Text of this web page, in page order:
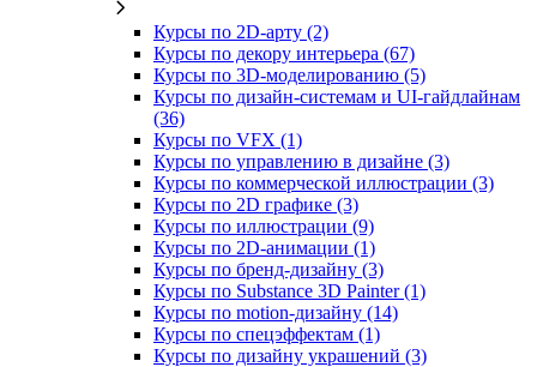
Курсы по 2D‑арту (2)
Курсы по декору интерьера (67)
Курсы по 3D‑моделированию (5)
Курсы по дизайн-системам и UI-гайдлайнам
(36)
Курсы по VFX (1)
Курсы по управлению в дизайне (3)
Курсы по коммерческой иллюстрации (3)
Курсы по 2D графике (3)
Курсы по иллюстрации (9)
Курсы по 2D‑анимации (1)
Курсы по бренд‑дизайну (3)
Курсы по Substance 3D Painter (1)
Курсы по motion-дизайну (14)
Курсы по спецэффектам (1)
Курсы по дизайну украшений (3)